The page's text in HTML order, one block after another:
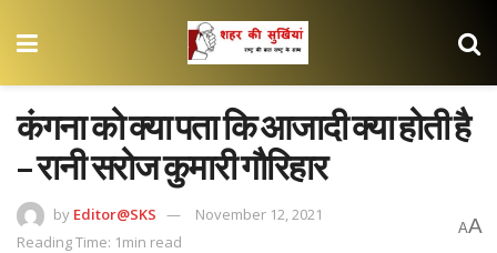
कंगना को क्या पता कि आजादी क्या होती है
– रानी सरोज कुमारी गौरिहार
by Editor@SKS
November 12, 2021
Reading Time: 1min read
AA